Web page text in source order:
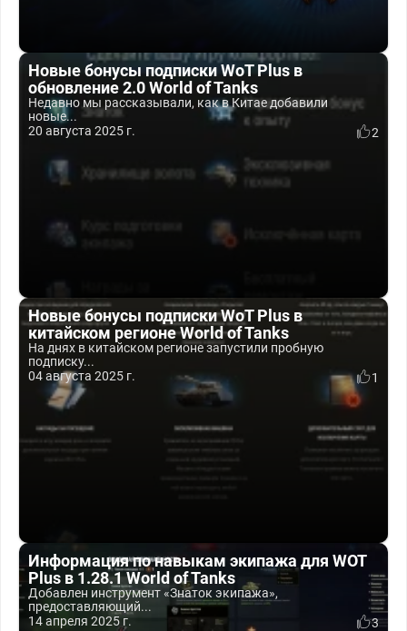
Новые бонусы подписки WoT Plus в
обновление 2.0 World of Tanks
Недавно мы рассказывали, как в Китае добавили
новые...
20 августа 2025 г.
2
Новые бонусы подписки WoT Plus в
китайском регионе World of Tanks
На днях в китайском регионе запустили пробную
подписку...
04 августа 2025 г.
1
Информация по навыкам экипажа для WOT
Plus в 1.28.1 World of Tanks
Добавлен инструмент «Знаток экипажа»,
предоставляющий...
14 апреля 2025 г.
3